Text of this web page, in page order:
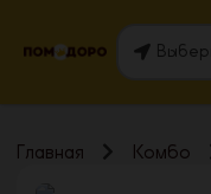
Главная Комбо